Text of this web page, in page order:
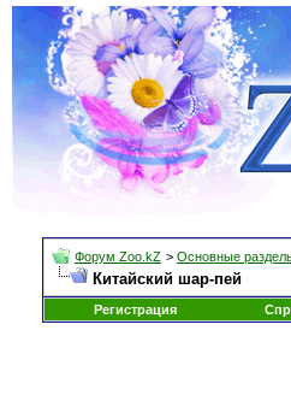
Форум Zoo.kZ > Основные
Китайский шар-пей
Регистрация